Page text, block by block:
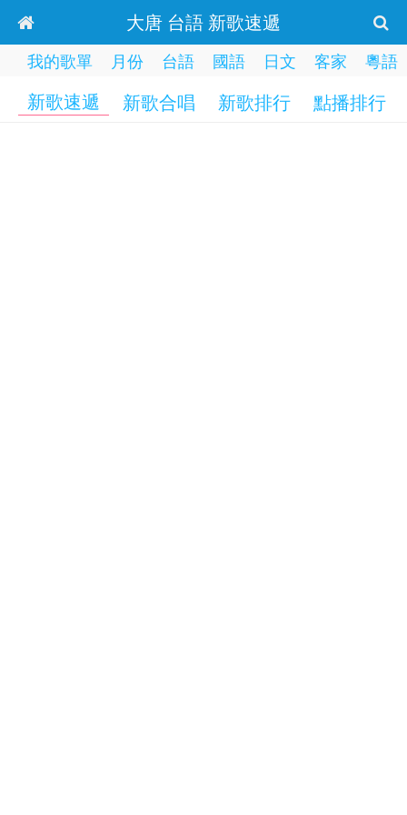
大唐 台語 新歌速遞
我的歌單 月份 台語 國語 日文 客家 粵語
新歌速遞 新歌合唱 新歌排行 點播排行